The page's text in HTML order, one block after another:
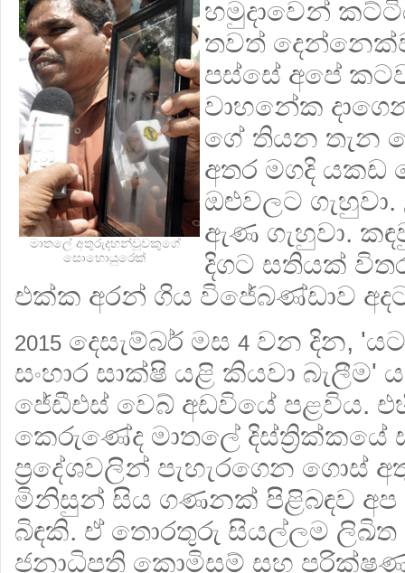
මාතලේ අතුරුදහන්වූවකුගේ
සොහොයුරෙක්
හමුදාවෙන්
තවත්
පස්සේ අපේ
වාහනේක
ගේ තියන තැන
අතර මගදි
ඔළුවලට
ඇණ ගැහුවා.
දිගට සතියක්
එක්ක අරන් ගිය විජේබණ්ඩාව
2015 දෙසැම්බර් මස 4 වන දින,
සංහාර සාක්ෂි යළි කියවා
ජේඩීඑස් වෙබ් අඩවියේ පළවිය.
කෙරුණේද මාතලේ දිස්ත්‍රික්කයේ
ප්‍රදේශවලින් පැහැරගෙන ගොස්
මිනිසුන් සිය ගණනක් පිළිබඳව
බිඳකි. ඒ තොරතුරු සියල්ලම ලිඛිත
ජනාධිපති කොමිසම් සහ